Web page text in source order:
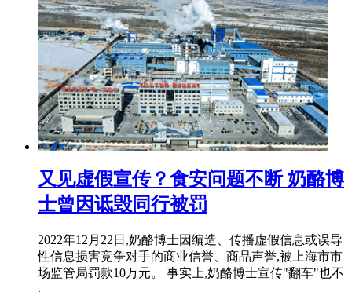
又见虚假宣传？食安问题不断 奶酪博
士曾因诋毁同行被罚
2022年12月22日,奶酪博士因编造、传播虚假信息或误导
性信息损害竞争对手的商业信誉、商品声誉,被上海市市
场监管局罚款10万元。 事实上,奶酪博士宣传"翻车"也不
.